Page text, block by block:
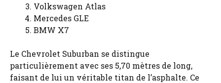
Volkswagen Atlas
Mercedes GLE
BMW X7
Le Chevrolet Suburban se distingue
particulièrement avec ses 5,70 mètres de long,
faisant de lui un véritable titan de l’asphalte. Ce